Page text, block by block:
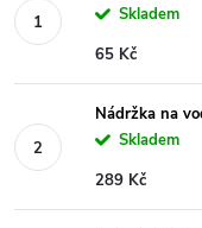
Skladem
65 Kč
Nádržka na
Skladem
289 Kč